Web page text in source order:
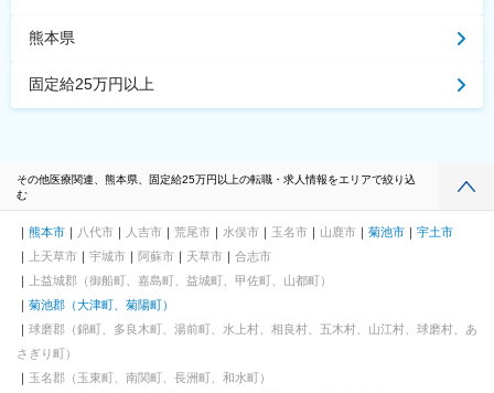
熊本県
固定給25万円以上
その他医療関連、熊本県、固定給25万円以上の転職・求人情報をエリアで絞り込
む
熊本市 八代市 人吉市 荒尾市 水俣市 玉名市 山鹿市 菊池市
宇土市
上天草市
宇城市 阿蘇市 天草市
合志市
上益城郡（御船町、嘉島町、益城町、甲佐町、山都町）
菊池郡（大津町、菊陽町）
球磨郡（錦町、多良木町、湯前町、水上村、相良村、五木村、山江村、球磨村、あ
さぎり町）
玉名郡（玉東町、南関町、長洲町、和水町）